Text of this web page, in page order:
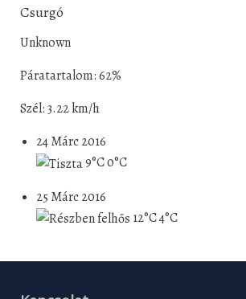
Csurgó
Unknown
Páratartalom: 62%
Szél: 3.22 km/h
24 Márc 2016
9°C0°C
25 Márc 2016
12°C4°C